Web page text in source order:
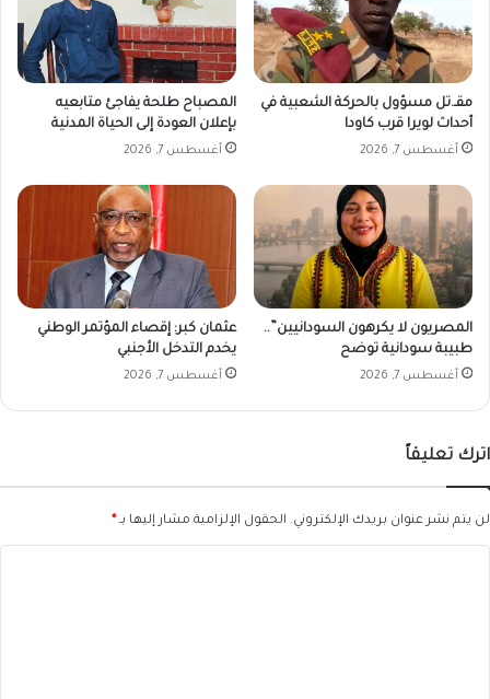
ا
ب
ل
ل
ا
م
ج
ا
ي
ن
ر
ن
ي
مقـ.تل مسؤول بالحركة الشعبية في
أحداث لويرا قرب كاودا
أغسطس 7, 2026
المصباح طلحة يفاجئ متابعيه
بإعلان العودة إلى الحياة المدنية
أغسطس 7, 2026
المصريون لا يكرهون السودانيين”..
طبيبة سودانية توضح
أغسطس 7, 2026
عثمان كبر: إقصاء المؤتمر الوطني
يخدم التدخل الأجنبي
أغسطس 7, 2026
اترك تعليقاً
لن يتم نشر عنوان بريدك الإلكتروني. الحقول الإلزامية مشار إليها بـ*